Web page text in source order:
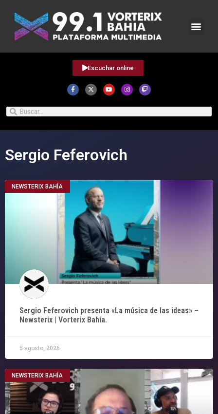
Escuchar online
Sergio Feferovich
NEWSTERIX BAHÍA
Sergio Feferovich presenta «La música de las ideas» –
Newsterix | Vorterix Bahía.
5 agosto, 2026
NEWSTERIX BAHÍA